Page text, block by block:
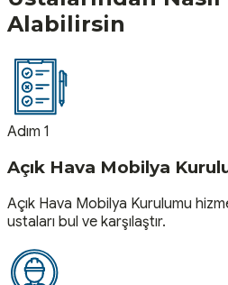
Alabilirsin
Adım 1
Açık Hava Mobilya
Açık Hava Mobilya Kurulumu
ustaları bul ve karşılaştır.